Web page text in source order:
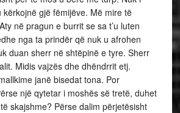
kërkojnë gjë fëmijëve. Më mire të
në pragun e burrit se sa t’u luten
nga ta prindër që nuk u afrohen
duan sherr në shtëpinë e tyre. Sherr
Midis vajzës dhe dhëndrrit etj.
janë bisedat tona. Por
një qytetar i moshës së tretë, duhet
skajshme? Përse dalim përjetësisht